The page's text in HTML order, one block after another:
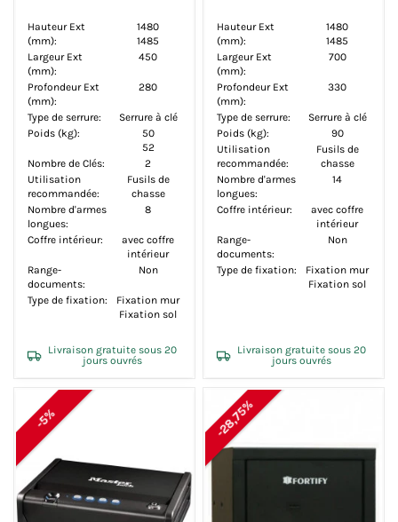
Hauteur Ext
(mm):
1480
1485
Largeur Ext
(mm):
450
Profondeur Ext
(mm):
280
Type de serrure:
Serrure à clé
Poids (kg):
50
52
Nombre de Clés:
2
Utilisation
recommandée:
Fusils de
chasse
Nombre d'armes
longues:
8
Coffre intérieur:
avec coffre
intérieur
Range-
documents:
Non
Type de fixation:
Fixation mur
Fixation sol
Livraison gratuite sous 20
jours ouvrés
Hauteur Ext
(mm):
1480
1485
Largeur Ext
(mm):
700
Profondeur Ext
(mm):
330
Type de serrure:
Serrure à clé
Poids (kg):
90
Utilisation
recommandée:
Fusils de
chasse
Nombre d'armes
longues:
14
Coffre intérieur:
avec coffre
intérieur
Range-
documents:
Non
Type de fixation:
Fixation mur
Fixation sol
Livraison gratuite sous 20
jours ouvrés
-5% -28,75%